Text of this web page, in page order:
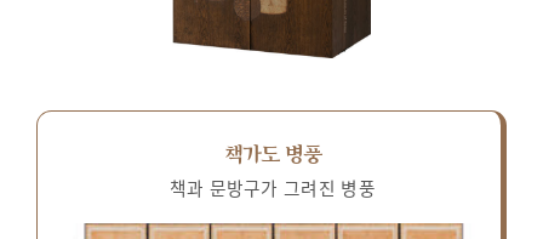
책가도 병풍
책과 문방구가 그려진 병풍